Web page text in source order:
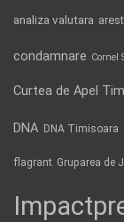
analiza valutara
condamnare Cornel
Curtea de Apel
DNA DNA Timisoara
flagrant Gruparea de